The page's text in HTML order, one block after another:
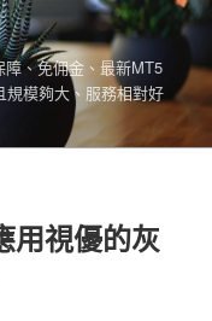
、免佣金、最新MT5
規模夠大、服務相對好
用視優的灰